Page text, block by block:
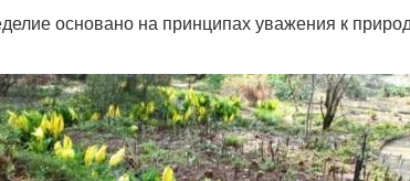
основано на принципах уважения к